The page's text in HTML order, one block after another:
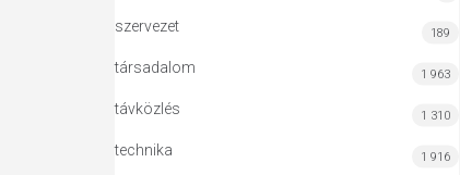
szervezet 189
társadalom 1 963
távközlés 1 310
technika 1 916